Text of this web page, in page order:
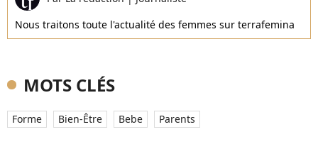
Nous traitons toute l'actualité des femmes sur terrafemina
MOTS CLÉS
Forme Bien-Être Bebe Parents